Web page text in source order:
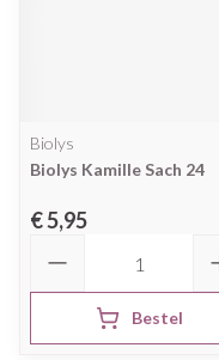
Biolys
Biolys Kamille Sach 24
€ 5,95
Bestel